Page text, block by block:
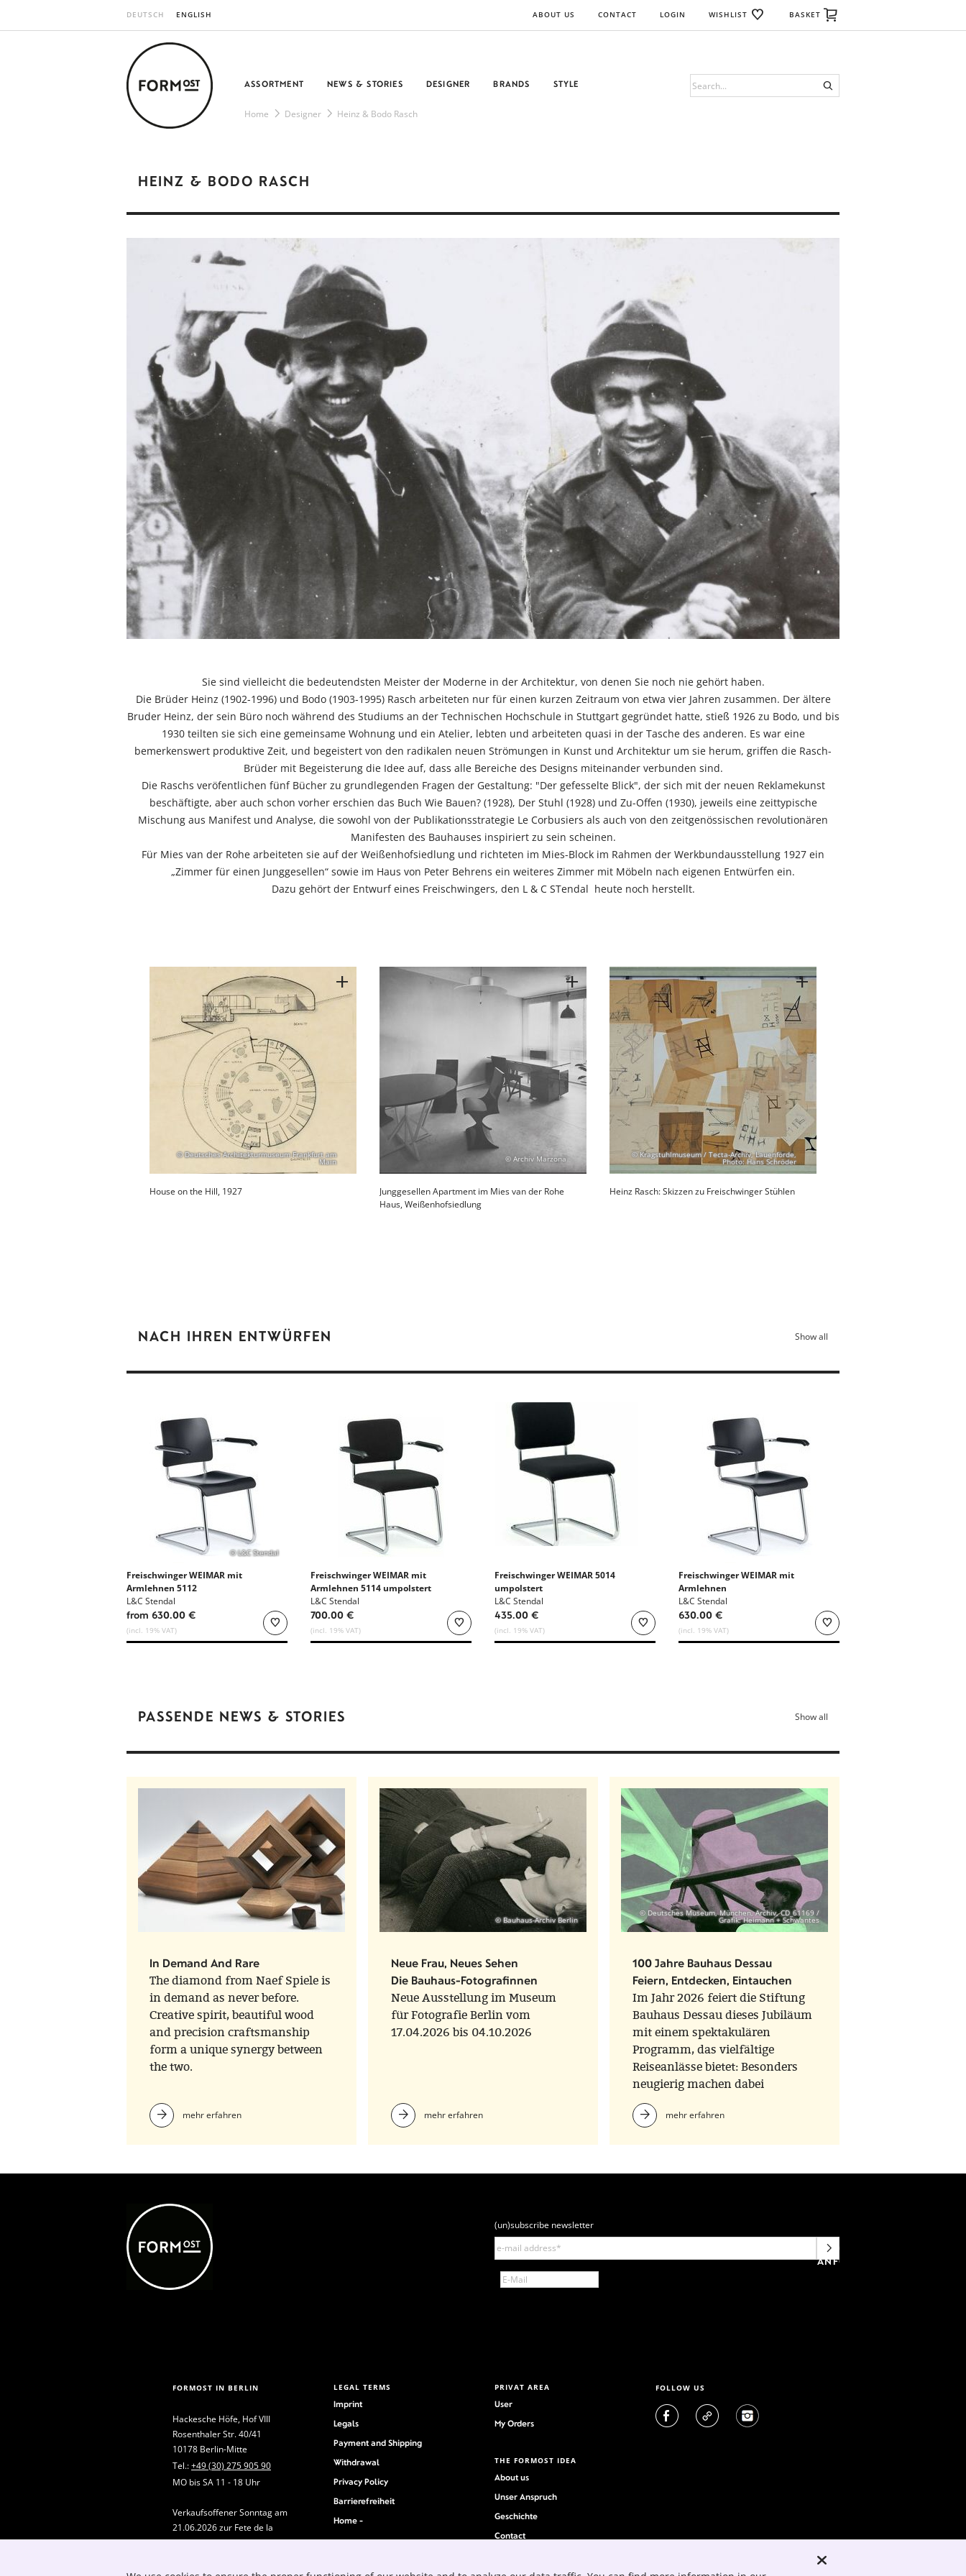
DEUTSCH ENGLISH ABOUT US CONTACT LOGIN WISHLIST BASKET
ASSORTMENT NEWS & STORIES DESIGNER BRANDS STYLE
Home Designer Heinz & Bodo Rasch
HEINZ & BODO RASCH
Sie sind vielleicht die bedeutendsten Meister der Moderne in der Architektur, von denen Sie noch nie gehört haben.
Die Brüder Heinz (1902-1996) und Bodo (1903-1995) Rasch arbeiteten nur für einen kurzen Zeitraum von etwa vier Jahren zusammen. Der ältere
Bruder Heinz, der sein Büro noch während des Studiums an der Technischen Hochschule in Stuttgart gegründet hatte, stieß 1926 zu Bodo, und bis
1930 teilten sie sich eine gemeinsame Wohnung und ein Atelier, lebten und arbeiteten quasi in der Tasche des anderen. Es war eine
bemerkenswert produktive Zeit, und begeistert von den radikalen neuen Strömungen in Kunst und Architektur um sie herum, griffen die Rasch-
Brüder mit Begeisterung die Idee auf, dass alle Bereiche des Designs miteinander verbunden sind.
Die Raschs veröfentlichen fünf Bücher zu grundlegenden Fragen der Gestaltung: "Der gefesselte Blick", der sich mit der neuen Reklamekunst
beschäftigte, aber auch schon vorher erschien das Buch Wie Bauen? (1928), Der Stuhl (1928) und Zu-Offen (1930), jeweils eine zeittypische
Mischung aus Manifest und Analyse, die sowohl von der Publikationsstrategie Le Corbusiers als auch von den zeitgenössischen revolutionären
Manifesten des Bauhauses inspiriert zu sein scheinen.
Für Mies van der Rohe arbeiteten sie auf der Weißenhofsiedlung und richteten im Mies-Block im Rahmen der Werkbundausstellung 1927 ein
„Zimmer für einen Junggesellen“ sowie im Haus von Peter Behrens ein weiteres Zimmer mit Möbeln nach eigenen Entwürfen ein.
Dazu gehört der Entwurf eines Freischwingers, den L & C STendal heute noch herstellt.
© Deutsches Architekturmuseum Frankfurt am
Main
House on the Hill, 1927
© Archiv Marzona
Junggesellen Apartment im Mies van der Rohe
Haus, Weißenhofsiedlung
© Kragstuhlmuseum / Tecta-Archiv, Lauenförde,
Photo: Hans Schröder
Heinz Rasch: Skizzen zu Freischwinger Stühlen
NACH IHREN ENTWÜRFEN Show all
© L&C Stendal
Freischwinger WEIMAR mit
Armlehnen 5112
L&C Stendal
from 630.00 €
(incl. 19% VAT)
Freischwinger WEIMAR mit
Armlehnen 5114 umpolstert
L&C Stendal
700.00 €
(incl. 19% VAT)
Freischwinger WEIMAR 5014
umpolstert
L&C Stendal
435.00 €
(incl. 19% VAT)
Freischwinger WEIMAR mit
Armlehnen
L&C Stendal
630.00 €
(incl. 19% VAT)
PASSENDE NEWS & STORIES Show all
In Demand And Rare
The diamond from Naef Spiele is
in demand as never before.
Creative spirit, beautiful wood
and precision craftsmanship
form a unique synergy between
the two.
mehr erfahren
© Bauhaus-Archiv Berlin
Neue Frau, Neues Sehen
Die Bauhaus-Fotografinnen
Neue Ausstellung im Museum
für Fotografie Berlin vom
17.04.2026 bis 04.10.2026
mehr erfahren
© Deutsches Museum, München, Archiv, CD_61169 /
Grafik: Heimann + Schwantes
100 Jahre Bauhaus Dessau
Feiern, Entdecken, Eintauchen
Im Jahr 2026 feiert die Stiftung
Bauhaus Dessau dieses Jubiläum
mit einem spektakulären
Programm, das vielfältige
Reiseanlässe bietet: Besonders
neugierig machen dabei
facettenreiche Ausstellungen,
Feste, Konzerte und
stehen Materialien der Moderne
mehr erfahren
(un)subscribe newsletter
NEWSLETTERANMELDUNG
ANFORDERN
FORMOST IN BERLIN
Hackesche Höfe, Hof VIII
Rosenthaler Str. 40/41
10178 Berlin-Mitte
Tel.:+49 (30) 275 905 90
MO bis SA 11 - 18 Uhr
Verkaufsoffener Sonntag am
21.06.2026 zur Fete de la
Musique, von 12-18 Uhr
LEGAL TERMS
Imprint
Legals
Payment and Shipping
Withdrawal
Privacy Policy
Barrierefreiheit
Home -
PRIVAT AREA
User
My Orders
THE FORMOST IDEA
About us
Unser Anspruch
Geschichte
Contact
FOLLOW US